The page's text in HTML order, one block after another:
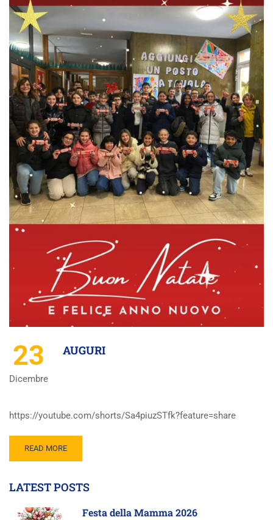
23
Dicembre
AUGURI
https://youtube.com/shorts/Sa4piuzSTfk?feature=share
READ MORE
LATEST POSTS
Festa della Mamma 2026